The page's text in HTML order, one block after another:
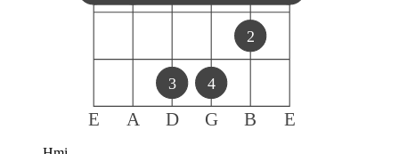
E A D G B E
3 4
2